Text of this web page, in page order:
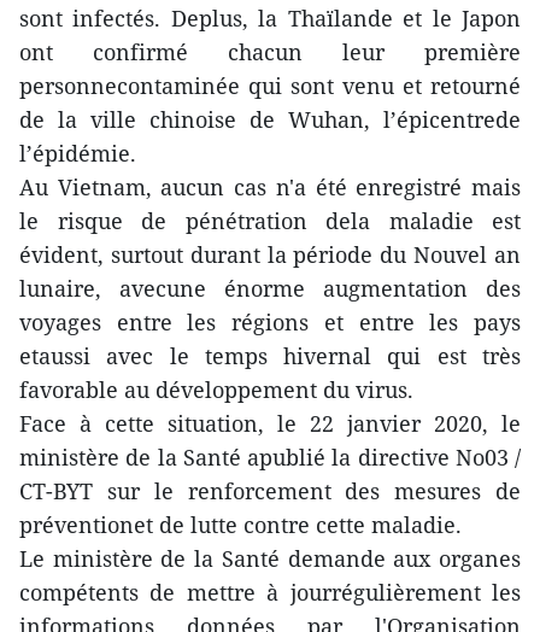
sont infectés. Deplus, la Thaïlande et le Japon
ont confirmé chacun leur première
personnecontaminée qui sont venu et retourné
de la ville chinoise de Wuhan, l’épicentrede
l’épidémie.
Au Vietnam, aucun cas n'a été enregistré mais
le risque de pénétration dela maladie est
évident, surtout durant la période du Nouvel an
lunaire, avecune énorme augmentation des
voyages entre les régions et entre les pays
etaussi avec le temps hivernal qui est très
favorable au développement du virus.
Face à cette situation, le 22 janvier 2020, le
ministère de la Santé apublié la directive No03 /
CT-BYT sur le renforcement des mesures de
préventionet de lutte contre cette maladie.
Le ministère de la Santé demande aux organes
compétents de mettre à jourrégulièrement les
informations données par l'Organisation